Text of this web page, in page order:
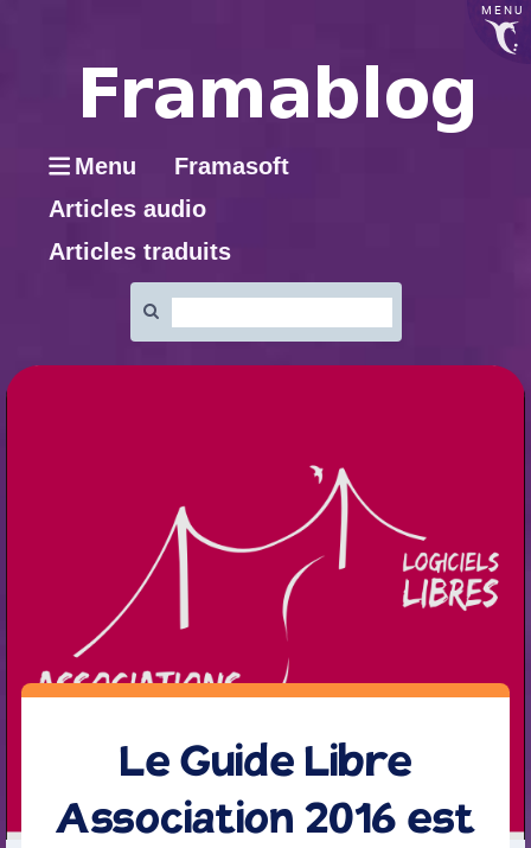
MENU
Menu
Framasoft
Articles audio
Articles traduits
:
Le Guide Libre
Association 2016 est